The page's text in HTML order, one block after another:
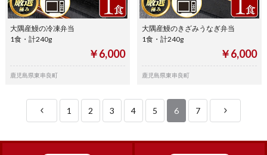
大隅産鰻の冷凍弁当
1食・計240g
￥6,000
鹿児島県東串良町
大隅産鰻のきざみうなぎ弁当
1食・計240g
￥6,000
鹿児島県東串良町
1 2 3 4 5 6 7